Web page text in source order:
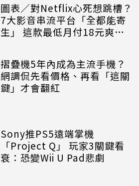
圖表／對Netflix心死想跳槽？
7大影音串流平台「全都能寄
生」 這款最低月付18元爽爽
摺疊機5年內成為主流手機？
網調侃先看價格、再看「這關
鍵」才會翻紅
Sony推PS5遠端掌機
「Project Q」 玩家3關鍵看
衰：恐變Wii U Pad悲劇